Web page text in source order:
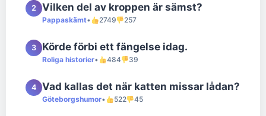
2 Vilken del av kroppen är sämst?
Pappaskämt• 2749 257
3 Körde förbi ett fängelse idag.
Roliga historier• 484 39
4 Vad kallas det när katten missar lådan?
Göteborgshumor• 522 45